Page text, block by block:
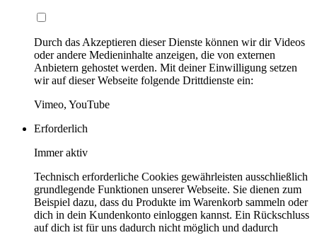
Durch das Akzeptieren dieser Dienste können wir dir Videos
oder andere Medieninhalte anzeigen, die von externen
Anbietern gehostet werden. Mit deiner Einwilligung setzen
wir auf dieser Webseite folgende Drittdienste ein:
Vimeo, YouTube
Erforderlich
Immer aktiv
Technisch erforderliche Cookies gewährleisten ausschließlich
grundlegende Funktionen unserer Webseite. Sie dienen zum
Beispiel dazu, dass du Produkte im Warenkorb sammeln oder
dich in dein Kundenkonto einloggen kannst. Ein Rückschluss
auf dich ist für uns dadurch nicht möglich und dadurch